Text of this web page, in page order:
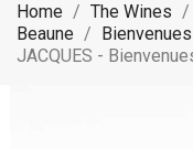
Home The Wines
Beaune
JACQUES -